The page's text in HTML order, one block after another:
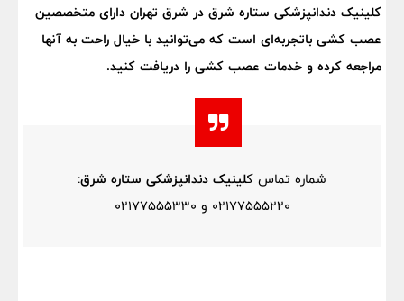
کلینیک دندانپزشکی ستاره شرق در شرق تهران دارای متخصصین
عصب کشی باتجربه‌ای است که می‌توانید با خیال راحت به آنها
مراجعه کرده و خدمات عصب کشی را دریافت کنید.
شماره تماس کلینیک دندانپزشکی ستاره شرق:
02177555220 و 02177555330